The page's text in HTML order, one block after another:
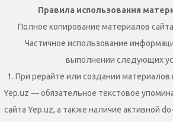
Правила использования
Полное копирование материалов
Частичное использование
выполнении следующих
1. При рерайте или создании материалов
Yep.uz — обязательное текстовое
сайта Yep.uz, а также наличие активной